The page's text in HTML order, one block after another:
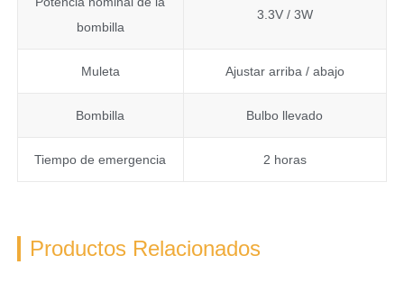
bombilla
3.3V / 3W
Muleta Ajustar arriba / abajo
Bombilla Bulbo llevado
Tiempo de emergencia 2 horas
Productos Relacionados